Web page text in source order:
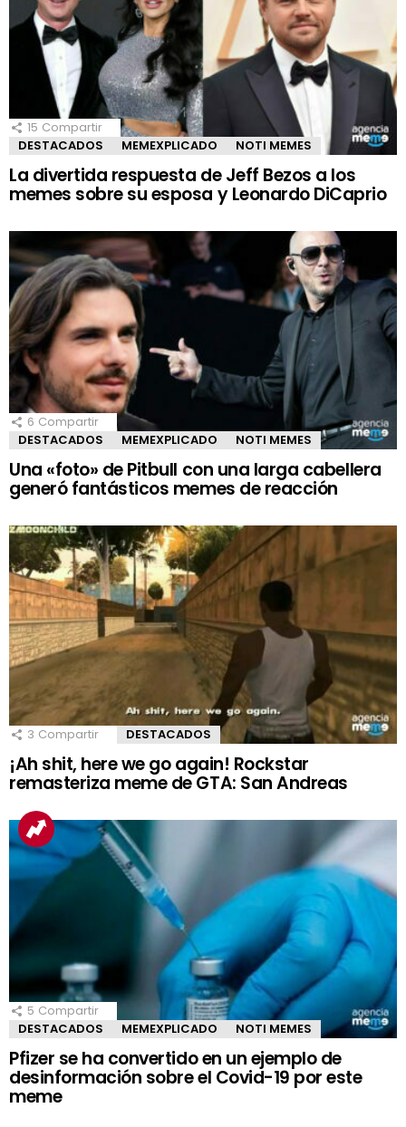
15 Compartir
DESTACADOS
MEMEXPLICADO NOTI MEMES
La divertida respuesta de Jeff Bezos a los
memes sobre su esposa y Leonardo DiCaprio
6 Compartir
DESTACADOS
MEMEXPLICADO NOTI MEMES
Una «foto» de Pitbull con una larga cabellera
generó fantásticos memes de reacción
3 Compartir DESTACADOS
¡Ah shit, here we go again! Rockstar
remasteriza meme de GTA: San Andreas
5 Compartir
DESTACADOS
MEMEXPLICADO NOTI MEMES
Pfizer se ha convertido en un ejemplo de
desinformación sobre el Covid-19 por este
meme